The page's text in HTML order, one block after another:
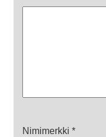
Nimimerkki *